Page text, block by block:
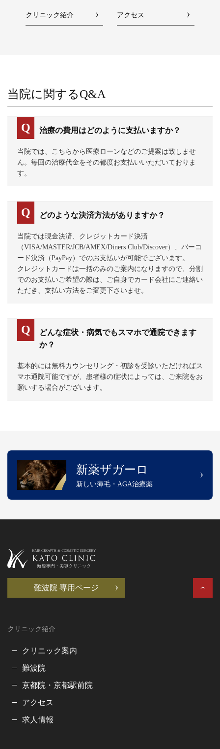
クリニック紹介 アクセス
当院に関するQ&A
治療の費用はどのように支払いますか？
当院では、こちらから医療ローンなどのご提案は致しませ
ん。毎回の治療代金をその都度お支払いいただいておりま
す。
どのような決済方法がありますか？
当院では現金決済、クレジットカード決済
（VISA/MASTER/JCB/AMEX/Diners Club/Discover）、バーコ
ード決済（PayPay）でのお支払いが可能でございます。
クレジットカードは一括のみのご案内になりますので、分割
でのお支払いご希望の際は、ご自身でカード会社にご連絡い
ただき、支払い方法をご変更下さいませ。
どんな症状・病気でもスマホで通院できます
か？
基本的には無料カウンセリング・初診を受診いただければス
マホ通院可能ですが、患者様の症状によっては、ご来院をお
願いする場合がございます。
新薬ザガーロ
新しい薄毛・AGA治療薬
難波院 専用ページ
クリニック紹介
クリニック案内
難波院
京都院・京都駅前院
アクセス
求人情報